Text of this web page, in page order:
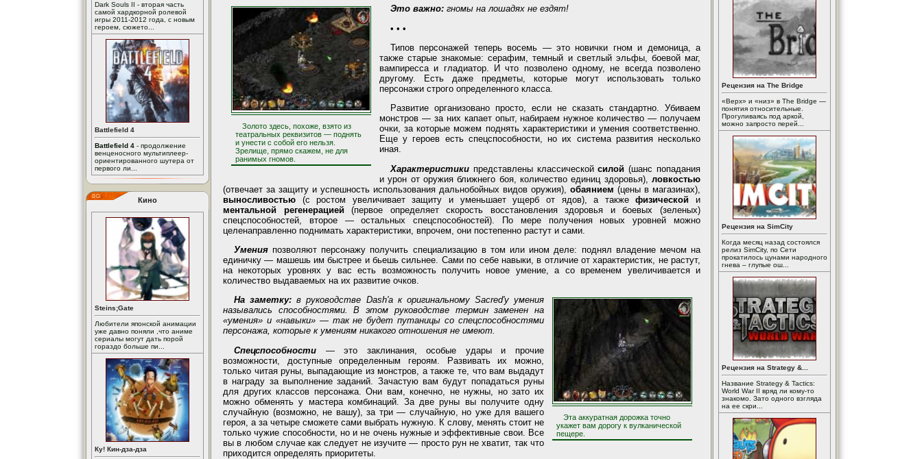
Dark Souls II - вторая часть
самой хардкорной ролевой
игры 2011-2012 года, с новым
героем, сюжето...
Battlefield 4
Battlefield 4 - продолжение
венценосного мультиплеер-
ориентированного шутера от
первого ли...
Кино
Steins;Gate
Любители японской анимации
уже давно поняли ,что аниме
сериалы могут дать порой
гораздо больше пи...
Ку! Кин-дза-дза
Золото здесь, похоже, взято из
театральных реквизитов — поднять
и унести с собой его нельзя.
Зрелище, прямо скажем, не для
ранимых гномов.
Это важно: гномы на лошадях не ездят!
• • •
Типов персонажей теперь восемь — это новички гном и демоница, а
также старые знакомые: серафим, темный и светлый эльфы, боевой маг,
вампиресса и гладиатор. И что позволено одному, не всегда позволено
другому. Есть даже предметы, которые могут использовать только
персонажи строго определенного класса.
Развитие организовано просто, если не сказать стандартно. Убиваем
монстров — за них капает опыт, набираем нужное количество — получаем
очки, за которые можем поднять характеристики и умения соответственно.
Еще у героев есть спецспособности, но их система развития несколько
иная.
Характеристики представлены классическойсилой (шанс попадания
и урон от оружия ближнего боя, количество единиц здоровья), ловкостью
(отвечает за защиту и успешность использования дальнобойных видов оружия), обаянием (цены в магазинах),
выносливостью (с ростом увеличивает защиту и уменьшает ущерб от ядов), а такжефизической и
ментальной регенерацией (первое определяет скорость восстановления здоровья и боевых (зеленых)
спецспособностей, второе — остальных спецспособностей). По мере получения новых уровней можно
целенаправленно поднимать характеристики, впрочем, они постепенно растут и сами.
Умения позволяют персонажу получить специализацию в том или ином деле: поднял владение мечом на
единичку — машешь им быстрее и бьешь сильнее. Сами по себе навыки, в отличие от характеристик, не растут,
на некоторых уровнях у вас есть возможность получить новое умение, а со временем увеличивается и
количество выдаваемых на их развитие очков.
Эта аккуратная дорожка точно
укажет вам дорогу к вулканической
пещере.
На заметку:в руководстве Dash'а к оригинальному Sacred'у умения
назывались способностями. В этом руководстве термин заменен на
«умения» и «навыки» — так не будет путаницы со спецспособностями
персонажа, которые к умениям никакого отношения не имеют.
Спецспособности — это заклинания, особые удары и прочие
возможности, доступные определенным героям. Развивать их можно,
только читая руны, выпадающие из монстров, а также те, что вам выдадут
в награду за выполнение заданий. Зачастую вам будут попадаться руны
для других классов персонажа. Они вам, конечно, не нужны, но зато их
можно обменять у мастера комбинаций. За две руны вы получите одну
случайную (возможно, не вашу), за три — случайную, но уже для вашего
героя, а за четыре сможете сами выбрать нужную. К слову, менять стоит не
только чужие способности, но и не очень нужные и эффективные свои. Все
вы в любом случае как следует не изучите — просто рун не хватит, так что
приходится определять приоритеты.
Рецензия на The Bridge
«Верх» и «низ» в The Bridge —
понятия относительные.
Прогуливаясь под аркой,
можно запросто перей...
Рецензия на SimCity
Когда месяц назад состоялся
релиз SimCity, по Сети
прокатилось цунами народного
гнева – глупые ош...
Рецензия на Strategy &...
Название Strategy & Tactics:
World War II вряд ли кому-то
знакомо. Зато одного взгляда
на ее скри...